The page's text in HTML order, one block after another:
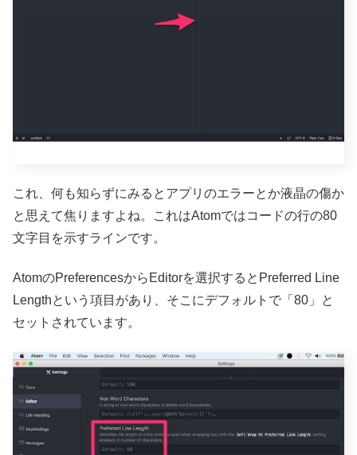
これ、何も知らずにみるとアプリのエラーとか液晶の傷か
と思えて焦りますよね。これはAtomではコードの行の80
文字目を示すラインです。
AtomのPreferencesからEditorを選択するとPreferred Line
Lengthという項目があり、そこにデフォルトで「80」と
セットされています。